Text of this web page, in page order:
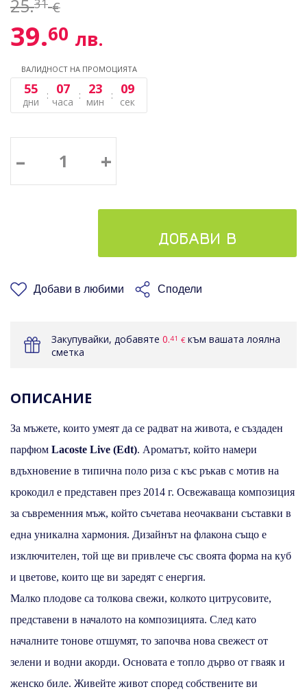
25.31 €
39.60 лв.
ВАЛИДНОСТ НА ПРОМОЦИЯТА
55
дни
07
часа
23
мин
09
сек
– +
ДОБАВИ В
КОШНИЦАТА
Добави в любими Сподели
Закупувайки, добавяте 0.41 € към вашата лоялна
сметка
ОПИСАНИЕ
За мъжете, които умеят да се радват на живота, е създаден
парфюм Lacoste Live (Edt). Ароматът, който намери
вдъхновение в типична поло риза с къс ръкав с мотив на
крокодил е представен през 2014 г. Освежаваща композиция
за съвременния мъж, който съчетава неочаквани съставки в
една уникална хармония. Дизайнът на флакона също е
изключителен, той ще ви привлече със своята форма на куб
и цветове, които ще ви заредят с енергия.
Малко плодове са толкова свежи, колкото цитрусовите,
представени в началото на композицията. След като
началните тонове отшумят, то започва нова свежест от
зелени и водни акорди. Основата е топло дърво от гваяк и
женско биле. Живейте живот според собствените ви